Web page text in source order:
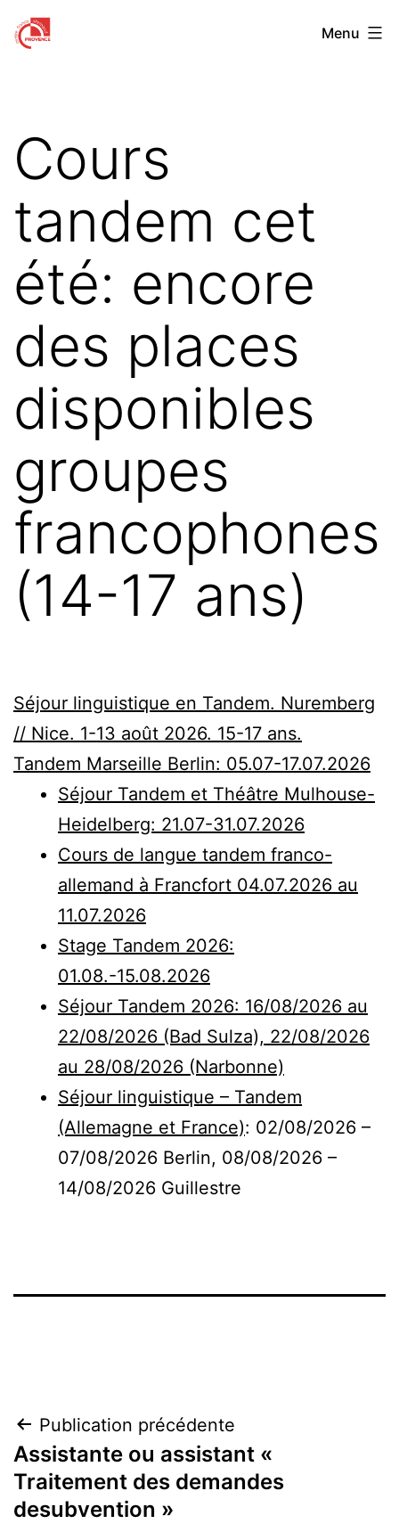
Aller
auCentre
Provence
Menu
Cours
tandem cet
été: encore
des places
disponibles
groupes
francophones
(14-17 ans)
Séjour linguistique en Tandem. Nuremberg
// Nice. 1-13 août 2026. 15-17 ans.
Tandem Marseille Berlin: 05.07-17.07.2026
Séjour Tandem et Théâtre Mulhouse-
Heidelberg: 21.07-31.07.2026
Cours de langue tandem franco-
allemand à Francfort 04.07.2026 au
11.07.2026
Stage Tandem 2026:
01.08.-15.08.2026
Séjour Tandem 2026: 16/08/2026 au
22/08/2026 (Bad Sulza), 22/08/2026
au 28/08/2026 (Narbonne)
Séjour linguistique – Tandem
(Allemagne et France): 02/08/2026 –
07/08/2026 Berlin, 08/08/2026 –
14/08/2026 Guillestre
Navigation
de
l’article
Publication précédente
Assistante ou assistant «
Traitement des demandes
desubvention »